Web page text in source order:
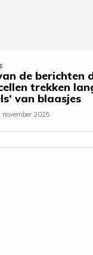
de berichten
trekken
van blaasjes
november 2025